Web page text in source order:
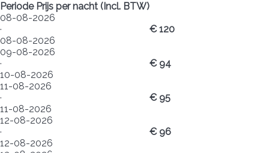
Periode Prijs per nacht (Incl. BTW)
08-08-2026
·
08-08-2026
€ 120
09-08-2026
·
10-08-2026
€ 94
11-08-2026
·
11-08-2026
€ 95
12-08-2026
·
12-08-2026
€ 96